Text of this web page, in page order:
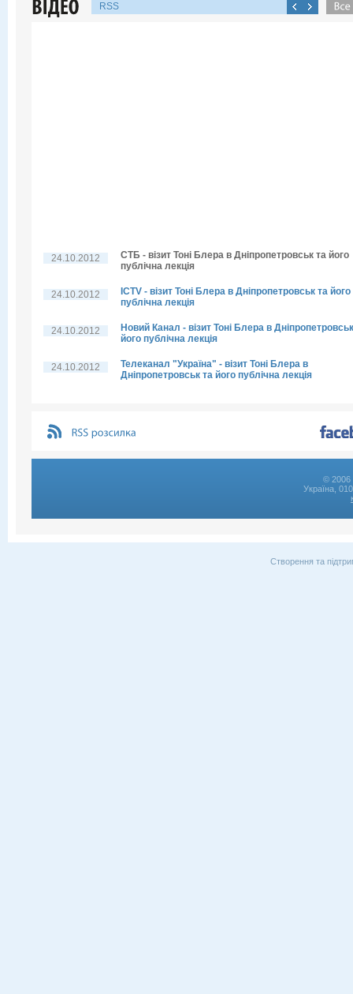
RSS
24.10.2012
СТБ - візит Тоні Блера в Дніпропетровськ та його
публічна лекція
24.10.2012
ICTV - візит Тоні Блера в Дніпропетровськ та його
публічна лекція
24.10.2012
Новий Канал - візит Тоні Блера в
його публічна лекція
24.10.2012
Телеканал "Україна" - візит Тоні Блера в
Дніпропетровськ та його публічна лекція
© 2006
Україна,
Створення та